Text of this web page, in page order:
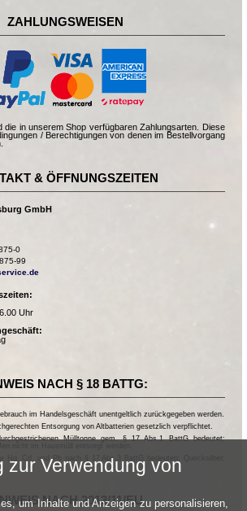
ZAHLUNGSWEISEN
die in unserem Shop verfügbaren Zahlungsarten. Diese
/ Berechtigungen von denen im Bestellvorgang
& ÖFFNUNGSZEITEN
GmbH
0
99
Uhr
NACH § 18 BATTG:
im Handelsgeschäft unentgeltlich zurückgegeben werden.
Entsorgung von Altbatterien gesetzlich verpflichtet.
Mülltonne gem. § 17 Abs.1 BattG bedeutet:
Hg, Cd, und Pb nach § 17 Abs.3 BattG bedeuten: Quecksilber,
NACH 2013/11/EU
zur Verwendung von
um Inhalte und Anzeigen zu personalisieren,